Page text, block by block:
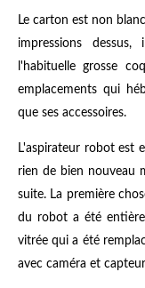
Le carton est non
impressions
l'habituelle grosse
emplacements qui
que ses accessoires.
L'aspirateur robot est
rien de bien nouveau
suite. La première
du robot a été
vitrée qui a été
avec caméra et